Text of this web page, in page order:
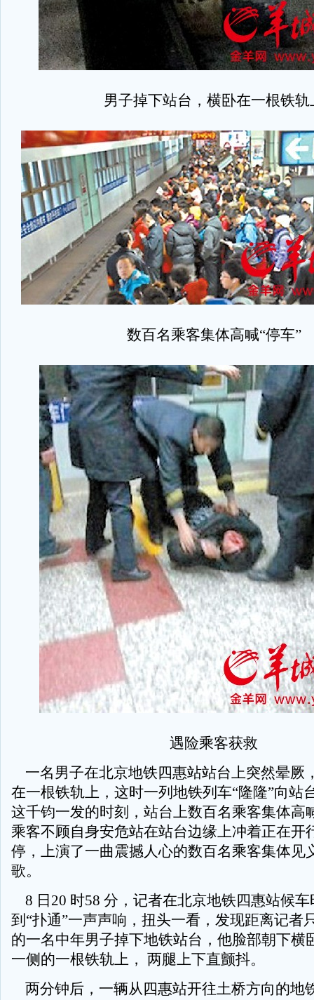
男子掉下站台，横卧在一根铁轨
数百名乘客集体高喊“停车”
遇险乘客获救
一名男子在北京地铁四惠站站台上突然晕厥
在一根铁轨上，这时一列地铁列车“隆隆”向站
这千钧一发的时刻，站台上数百名乘客集体高
乘客不顾自身安危站在站台边缘上冲着正在开
停，上演了一曲震撼人心的数百名乘客集体见
歌。
8 日20 时58 分，记者在北京地铁四惠站候
到“扑通”一声声响，扭头一看，发现距离记者
的一名中年男子掉下地铁站台，他脸部朝下横
一侧的一根铁轨上， 两腿上下直颤抖。
两分钟后，一辆从四惠站开往土桥方向的地